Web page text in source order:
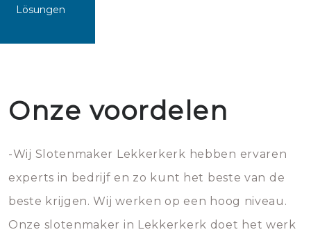
Lösungen
Onze voordelen
-Wij Slotenmaker Lekkerkerk hebben ervaren
experts in bedrijf en zo kunt het beste van de
beste krijgen. Wij werken op een hoog niveau.
Onze slotenmaker in Lekkerkerk doet het werk